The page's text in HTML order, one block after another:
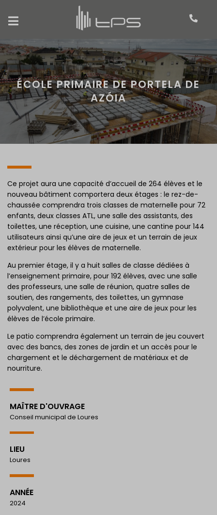
ÉCOLE PRIMAIRE DE PORTELA DE
AZÓIA
Ce projet aura une capacité d’accueil de 264 élèves et le
nouveau bâtiment comportera deux étages : le rez-de-
chaussée comprendra trois classes de maternelle pour 72
enfants, deux classes ATL, une salle des assistants, des
toilettes, une réception, une cuisine, une cantine pour 144
utilisateurs ainsi qu’une aire de jeux et un terrain de jeux
extérieur pour les élèves de maternelle.
Au premier étage, il y a huit salles de classe dédiées à
l’enseignement primaire, pour 192 élèves, avec une salle
des professeurs, une salle de réunion, quatre salles de
soutien, des rangements, des toilettes, un gymnase
polyvalent, une bibliothèque et une aire de jeux pour les
élèves de l’école primaire.
Le patio comprendra également un terrain de jeu couvert
avec des bancs, des zones de jardin et un accès pour le
chargement et le déchargement de matériaux et de
nourriture.
MAÎTRE D'OUVRAGE
Conseil municipal de Loures
LIEU
Loures
ANNÉE
2024